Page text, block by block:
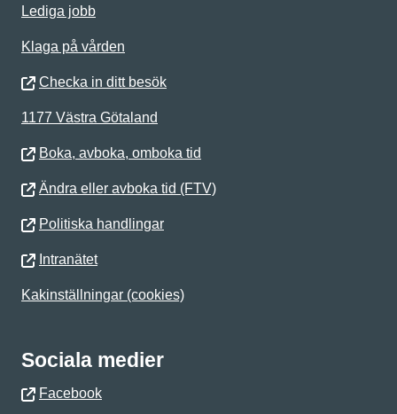
Lediga jobb
Klaga på vården
Checka in ditt besök
1177 Västra Götaland
Boka, avboka, omboka tid
Ändra eller avboka tid (FTV)
Politiska handlingar
Intranätet
Kakinställningar (cookies)
Sociala medier
Facebook